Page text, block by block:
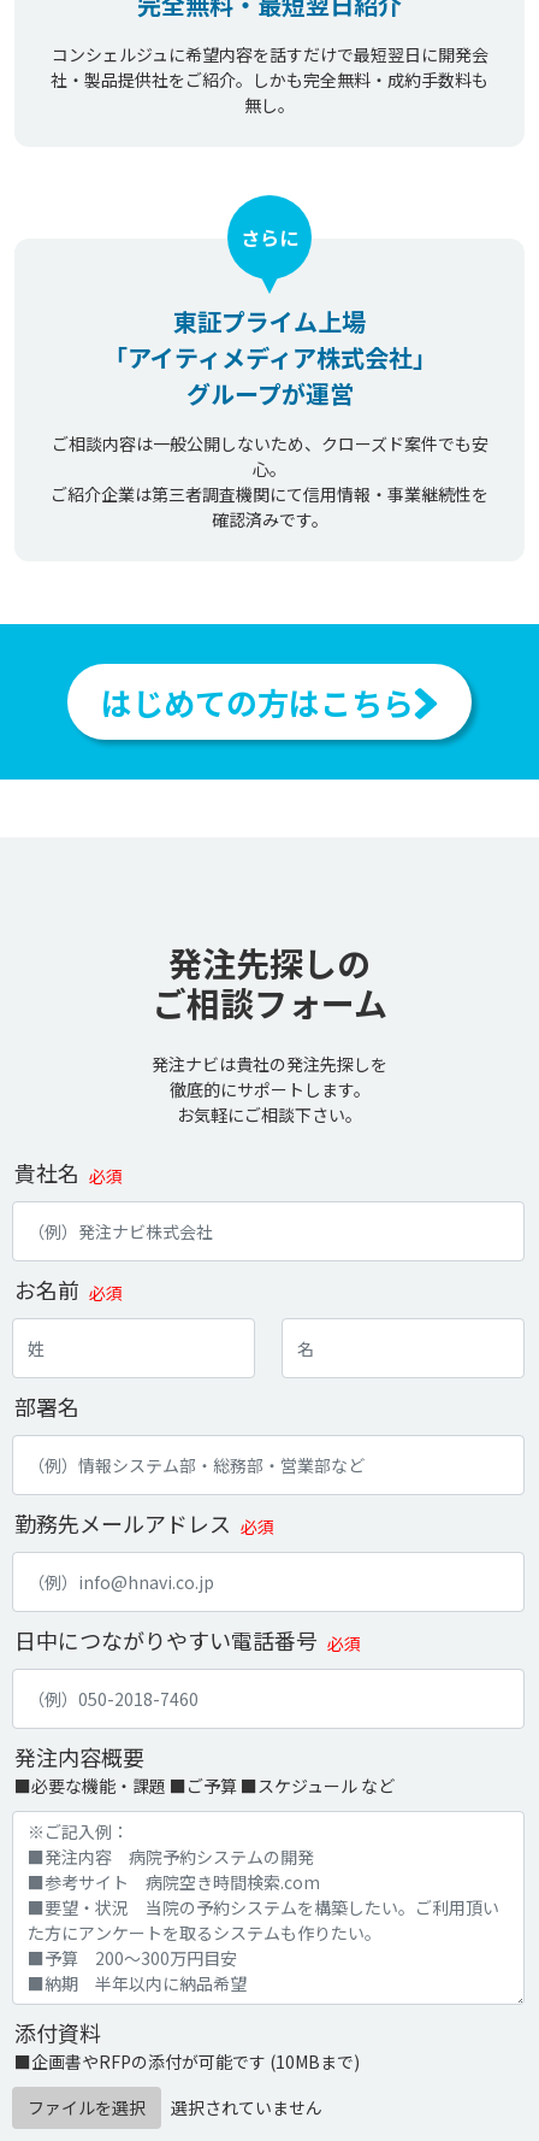
コンシェルジュに希望内容を話すだけで最短翌日に開発会
社・製品提供社をご紹介。しかも完全無料・成約手数料も
無し。
東証プライム上場
「アイティメディア株式会社」
グループが運営
さらに
ご相談内容は一般公開しないため、クローズド案件でも安
心。
ご紹介企業は第三者調査機関にて信用情報・事業継続性を
確認済みです。
はじめての方はこちら
発注先探しの
ご相談フォーム
発注ナビは貴社の発注先探しを
徹底的にサポートします。
お気軽にご相談下さい。
貴社名 必須
お名前 必須
部署名
勤務先メールアドレス 必須
日中につながりやすい電話番号 必須
発注内容概要
■必要な機能・課題 ■ご予算 ■スケジュール など
添付資料
■企画書やRFPの添付が可能です (10MBまで)
ファイルを選択
選択されていません